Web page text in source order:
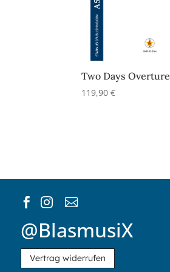
Two Days Overture
119,90€
  
@BlasmusiX
Vertrag widerrufen